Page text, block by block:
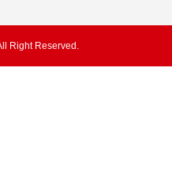
Right Reserved.